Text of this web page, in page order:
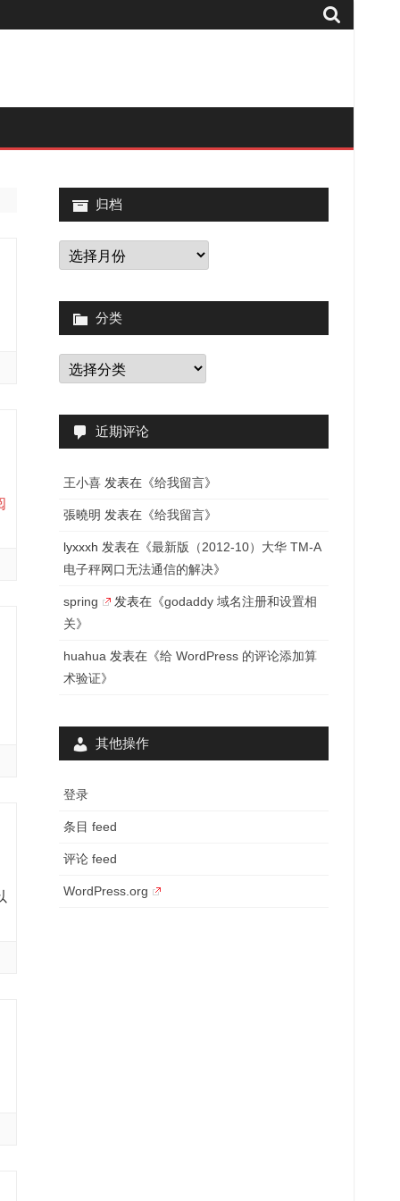
归档
归
档
分类
分
类
近期评论
王小喜 发表在《给我留言》
張曉明 发表在《给我留言》
lyxxxh 发表在《最新版（2012-10）大华 TM-A
电子秤网口无法通信的解决》
spring 发表在《godaddy 域名注册和设置相
关》
huahua 发表在《给 WordPress 的评论添加算
术验证》
其他操作
登录
条目 feed
评论 feed
WordPress.org